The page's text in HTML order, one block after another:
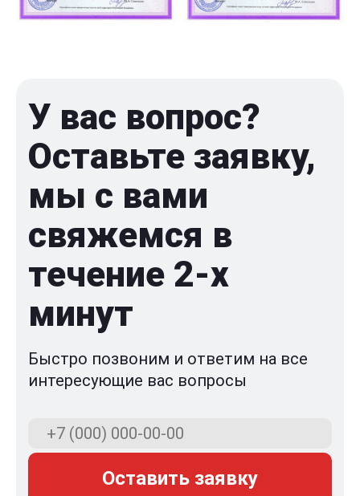
У вас вопрос?
Оставьте заявку,
мы с вами
свяжемся в
течение 2-x
минут
Быстро позвоним и ответим на все
интересующие вас вопросы
Оставить заявку